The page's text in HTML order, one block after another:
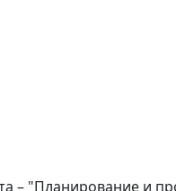
– "Планирование и